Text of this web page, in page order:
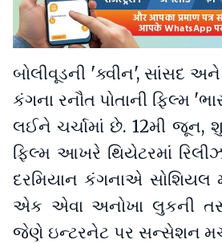
બોલીવૂડની 'ક્વીન', સાંસદ
કંગના રનૌત પોતાની ફિલ્મ
લઈને ચર્ચામાં છે. 12મી જૂન,
ફિલ્મ આખરે થિયેટરમાં
દરમિયાન કંગનાએ સોશિયલ
એક એવા અનોખા લુકની
જેણે ઇન્ટરનેટ પર સન્સેશન